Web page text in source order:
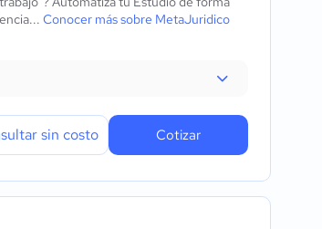
Conocer más sobre MetaJuridico
sin costo Cotizar